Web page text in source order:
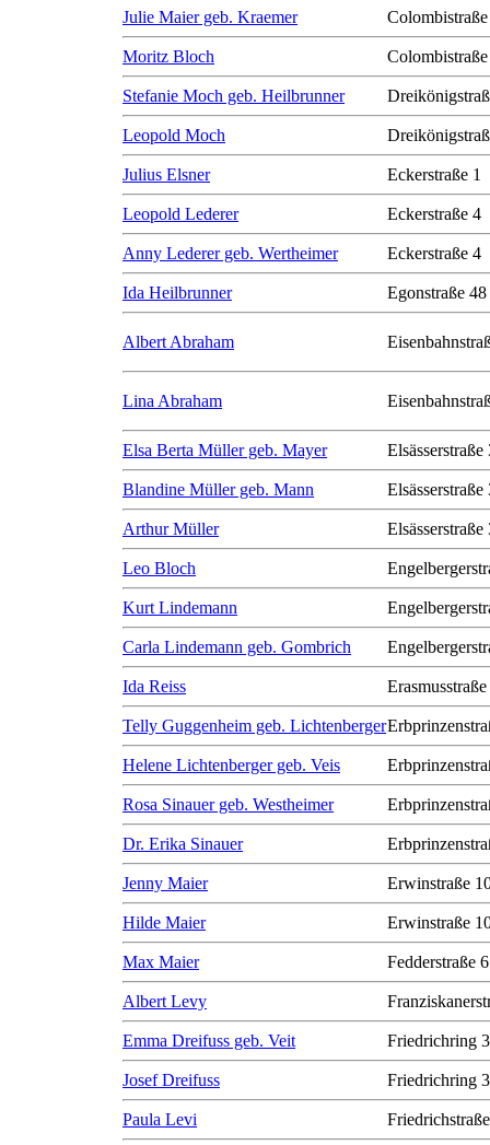
Julie Maier geb. Kraemer
Moritz Bloch
Stefanie Moch geb. Heilbrunner
Leopold Moch
Julius Elsner Eckerstraße 1
Leopold Lederer Eckerstraße 4
Anny Lederer geb. Wertheimer Eckerstraße 4
Ida Heilbrunner Egonstraße 48
Albert Abraham
Lina Abraham
Elsa Berta Müller geb. Mayer Elsässerstraße
Blandine Müller geb. Mann Elsässerstraße
Arthur Müller Elsässerstraße
Leo Bloch
Kurt Lindemann
Carla Lindemann geb. Gombrich
Ida Reiss
Telly Guggenheim geb. Lichtenberger
Helene Lichtenberger geb. Veis
Rosa Sinauer geb. Westheimer
Dr. Erika Sinauer
Jenny Maier Erwinstraße
Hilde Maier Erwinstraße
Max Maier Fedderstraße 6
Albert Levy
Emma Dreifuss geb. Veit Friedrichring
Josef Dreifuss Friedrichring
Paula Levi